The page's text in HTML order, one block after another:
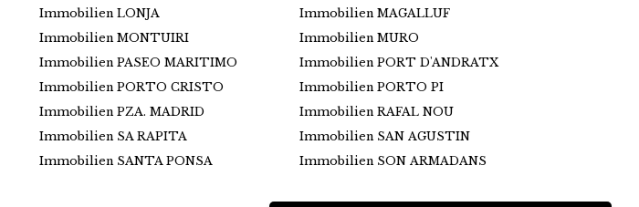
Immobilien LONJA
Immobilien MAGALLUF
Immobilien MONTUIRI
Immobilien MURO
Immobilien PASEO MARITIMO
Immobilien PORT D'ANDRATX
Immobilien PORTO CRISTO
Immobilien PORTO PI
Immobilien PZA. MADRID
Immobilien RAFAL NOU
Immobilien SA RAPITA
Immobilien SAN AGUSTIN
Immobilien SANTA PONSA
Immobilien SON ARMADANS